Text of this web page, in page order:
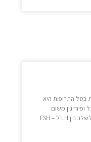
בסל התרופות היא
משום
שהיא משלבת LH סינטטי. אמנם מקובל לשלב בין LH ל – FSH